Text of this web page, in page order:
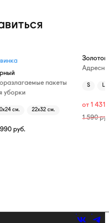
пакеты
уборки
см. 22х32 см.
990 руб.
Золотой
S L
от 1 431
1 590